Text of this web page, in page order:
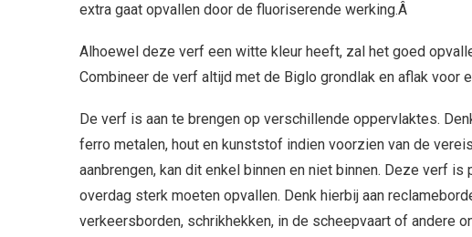
extra gaat opvallen door de fluoriserende werking.Â
Alhoewel deze verf een witte kleur heeft, zal het goed
Combineer de verf altijd met de Biglo grondlak en aflak voor
De verf is aan te brengen op verschillende oppervlaktes.
ferro metalen, hout en kunststof indien voorzien van de
aanbrengen, kan dit enkel binnen en niet binnen. Deze verf
overdag sterk moeten opvallen. Denk hierbij aan
verkeersborden, schrikhekken, in de scheepvaart of andere